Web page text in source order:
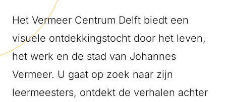
Het Vermeer Centrum Delft biedt een
visuele ontdekkingstocht door het leven,
het werk en de stad van Johannes
Vermeer. U gaat op zoek naar zijn
leermeesters, ontdekt de verhalen achter